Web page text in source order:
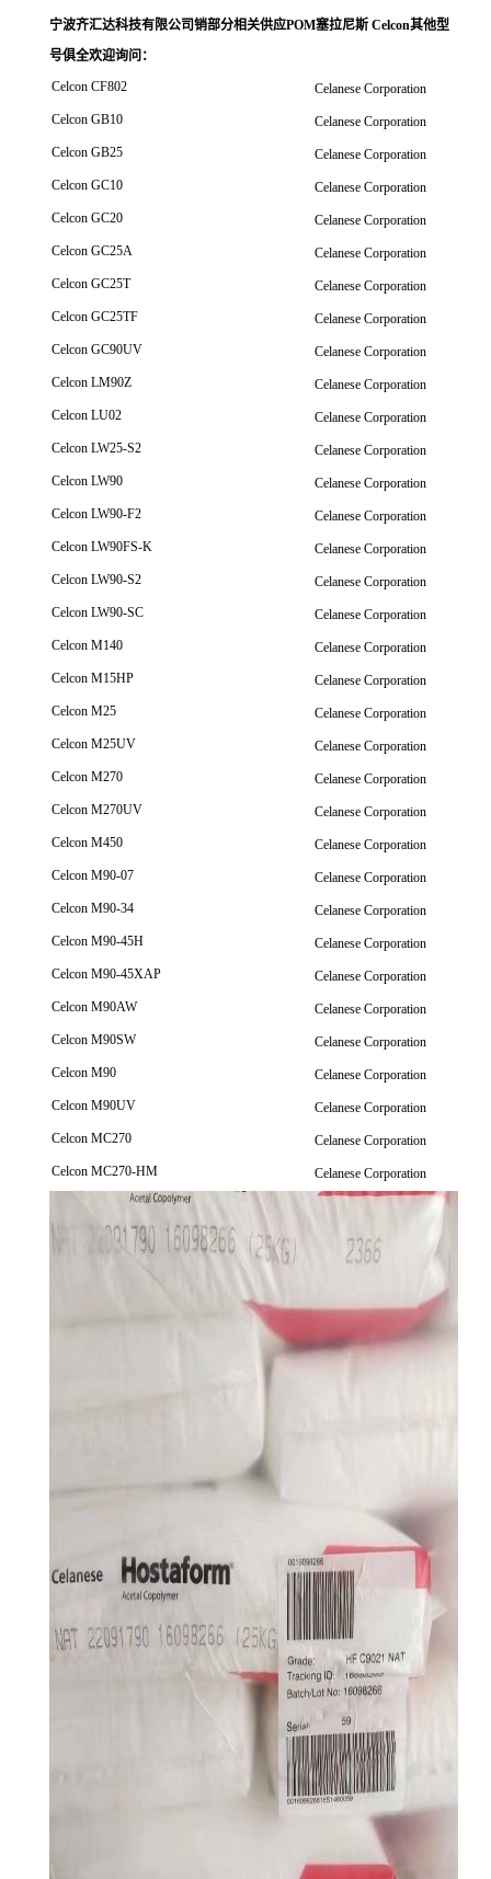
宁波齐汇达科技有限公司销部分相关供应POM塞拉尼斯 Celcon其他型
号俱全欢迎询问 ：
Celcon CF802
Celanese Corporation
Celcon GB10
Celanese Corporation
Celcon GB25
Celanese Corporation
Celcon GC10
Celanese Corporation
Celcon GC20
Celanese Corporation
Celcon GC25A
Celanese Corporation
Celcon GC25T
Celanese Corporation
Celcon GC25TF
Celanese Corporation
Celcon GC90UV
Celanese Corporation
Celcon LM90Z
Celanese Corporation
Celcon LU02
Celanese Corporation
Celcon LW25-S2
Celanese Corporation
Celcon LW90
Celanese Corporation
Celcon LW90-F2
Celanese Corporation
Celcon LW90FS-K
Celanese Corporation
Celcon LW90-S2
Celanese Corporation
Celcon LW90-SC
Celanese Corporation
Celcon M140
Celanese Corporation
Celcon M15HP
Celanese Corporation
Celcon M25
Celanese Corporation
Celcon M25UV
Celanese Corporation
Celcon M270
Celanese Corporation
Celcon M270UV
Celanese Corporation
Celcon M450
Celanese Corporation
Celcon M90-07
Celanese Corporation
Celcon M90-34
Celanese Corporation
Celcon M90-45H
Celanese Corporation
Celcon M90-45XAP
Celanese Corporation
Celcon M90AW
Celanese Corporation
Celcon M90SW
Celanese Corporation
Celcon M90
Celanese Corporation
Celcon M90UV
Celanese Corporation
Celcon MC270
Celanese Corporation
Celcon MC270-HM
Celanese Corporation